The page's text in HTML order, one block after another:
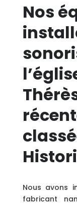
Nos
Nous avons
fabricant